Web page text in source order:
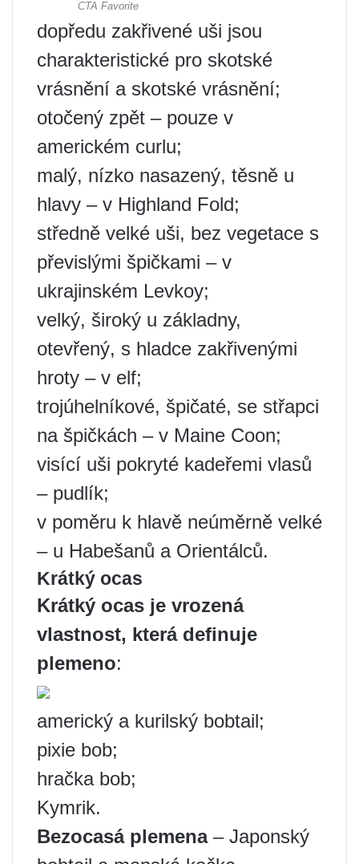
dopředu zakřivené uši jsou
charakteristické pro skotské
vrásnění a skotské vrásnění;
otočený zpět – pouze v
americkém curlu;
malý, nízko nasazený, těsně u
hlavy – v Highland Fold;
středně velké uši, bez vegetace s
převislými špičkami – v
ukrajinském Levkoy;
velký, široký u základny,
otevřený, s hladce zakřivenými
hroty – v elf;
trojúhelníkové, špičaté, se střapci
na špičkách – v Maine Coon;
visící uši pokryté kadeřemi vlasů
– pudlík;
v poměru k hlavě neúměrně velké
– u Habešanů a Orientálců.
Krátký ocas
Krátký ocas je vrozená
vlastnost, která definuje
plemeno:
americký a kurilský bobtail;
pixie bob;
hračka bob;
Kymrik.
Bezocasá plemena– Japonský